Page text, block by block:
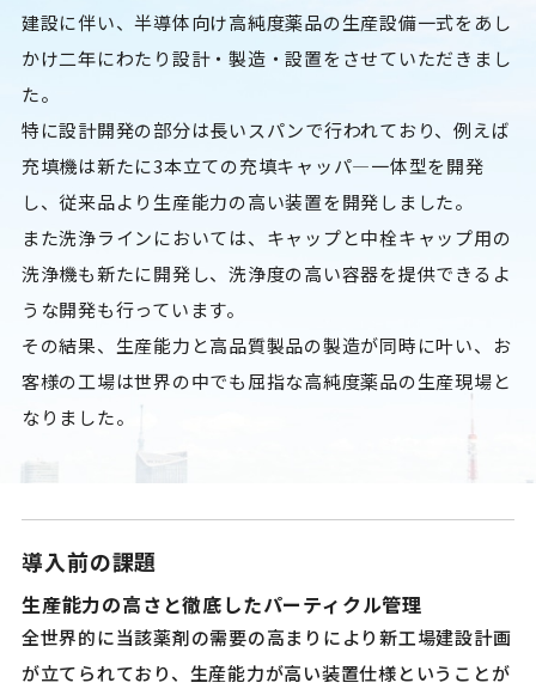
建設に伴い、半導体向け高純度薬品の生産設備一式をあし
かけ二年にわたり設計・製造・設置をさせていただきまし
た。
特に設計開発の部分は長いスパンで行われており、例えば
充填機は新たに3本立ての充填キャッパ―一体型を開発
し、従来品より生産能力の高い装置を開発しました。
また洗浄ラインにおいては、キャップと中栓キャップ用の
洗浄機も新たに開発し、洗浄度の高い容器を提供できるよ
うな開発も行っています。
その結果、生産能力と高品質製品の製造が同時に叶い、お
客様の工場は世界の中でも屈指な高純度薬品の生産現場と
なりました。
導入前の課題
生産能力の高さと徹底したパーティクル管理
全世界的に当該薬剤の需要の高まりにより新工場建設計画
が立てられており、生産能力が高い装置仕様ということが